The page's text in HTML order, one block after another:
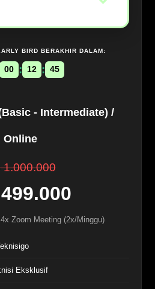
BIRD BERAKHIR DALAM:
00 : 12 : 44
- Intermediate) /
Online
1.000.000
Zoom Meeting (2x/Minggu)
Eksklusif